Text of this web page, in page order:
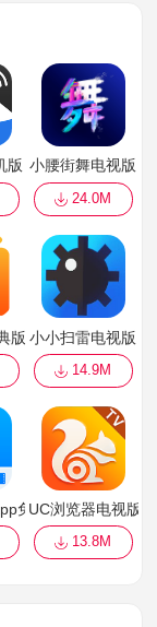
版 小腰街舞电视版
24.0M
版（附源）
小小扫雷电视版
14.9M
免费加速
UC浏览器电视版
13.8M